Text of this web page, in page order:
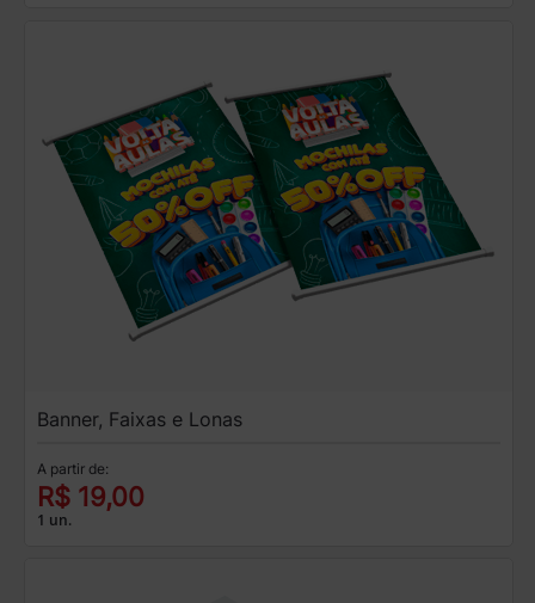
Banner, Faixas e Lonas
A partir de:
R$ 19,00
1 un.